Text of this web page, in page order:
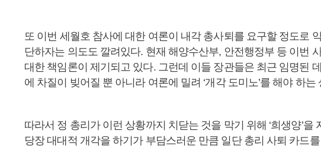
또 이번 세월호 참사에 대한 여론이 내각 총사퇴를 요구할 정도로
단하자는 의도도 깔려있다. 현재 해양수산부, 안전행정부 등 이번
대한 책임론이 제기되고 있다. 그런데 이들 장관들은 최근 임명된
에 차질이 빚어질 뿐 아니라 여론에 밀려 ‘개각 도미노’를 해야 하
따라서 정 총리가 이런 상황까지 치닫는 것을 막기 위해 ‘희생양’을
당장 대대적 개각을 하기가 부담스러운 만큼 일단 총리 사퇴 카드